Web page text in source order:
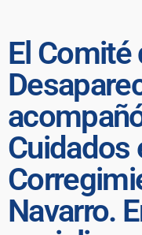
El Comité
Cuidados
Navarro.